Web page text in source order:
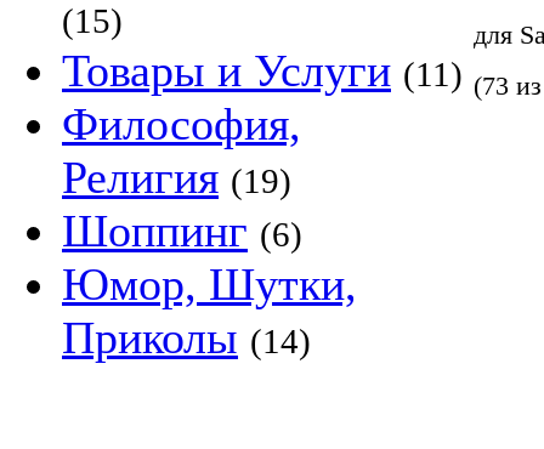
(15)
Товары и Услуги (11)
Философия,
Религия (19)
Шоппинг (6)
Юмор, Шутки,
Приколы (14)
для
(73